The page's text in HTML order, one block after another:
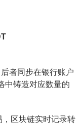
者同步在银行账户
中铸造对应数量的
区块链实时记录转